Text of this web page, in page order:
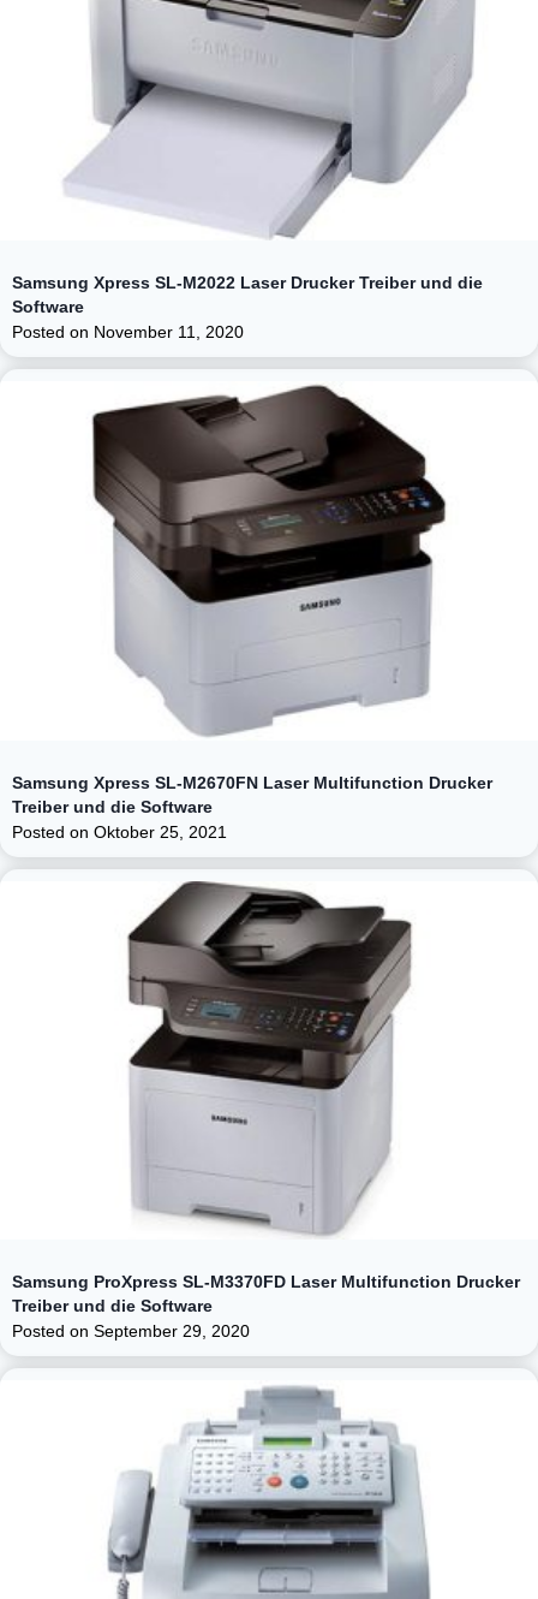
Samsung Xpress SL-M2022 Laser Drucker Treiber und die
Software
Posted on November 11, 2020
Samsung Xpress SL-M2670FN Laser Multifunction Drucker
Treiber und die Software
Posted on Oktober 25, 2021
Samsung ProXpress SL-M3370FD Laser Multifunction Drucker
Treiber und die Software
Posted on September 29, 2020